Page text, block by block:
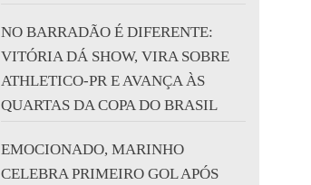
NO BARRADÃO É DIFERENTE:
VITÓRIA DÁ SHOW, VIRA SOBRE
ATHLETICO-PR E AVANÇA ÀS
QUARTAS DA COPA DO BRASIL
EMOCIONADO, MARINHO
CELEBRA PRIMEIRO GOL APÓS